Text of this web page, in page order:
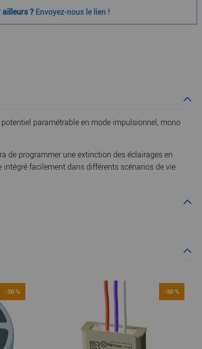
ailleurs ? Envoyez-nous le lien !
paramétrable en mode impulsionnel, mono
de programmer une extinction des éclairages en
intégré facilement dans différents scénarios de vie.
-30 % -30 %